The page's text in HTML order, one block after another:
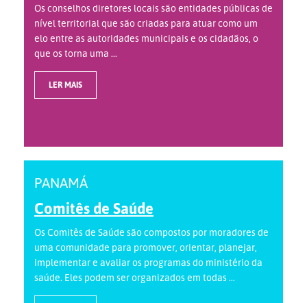
Os conselhos diretores locais são entidades públicas de
nível territorial que são criadas para atuar como um
elo entre as autoridades municipais e os cidadãos, o
que os torna uma ...
LER MAIS
PANAMÁ
Comitês de Saúde
Os Comitês de Saúde são compostos por moradores de
uma comunidade para promover, orientar, planejar,
implementar e avaliar os programas do ministério da
saúde. Eles podem ser organizados em todas ...